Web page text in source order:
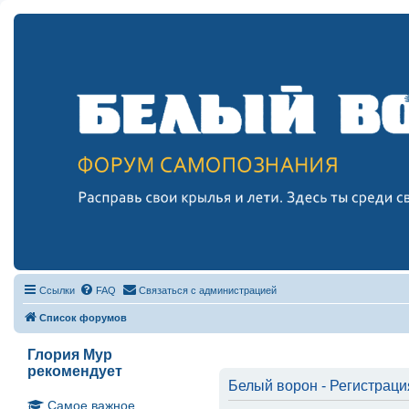
Ссылки FAQ Связаться с администрацией
Список форумов
Глория Мур
рекомендует
Самое важное
Белый ворон -